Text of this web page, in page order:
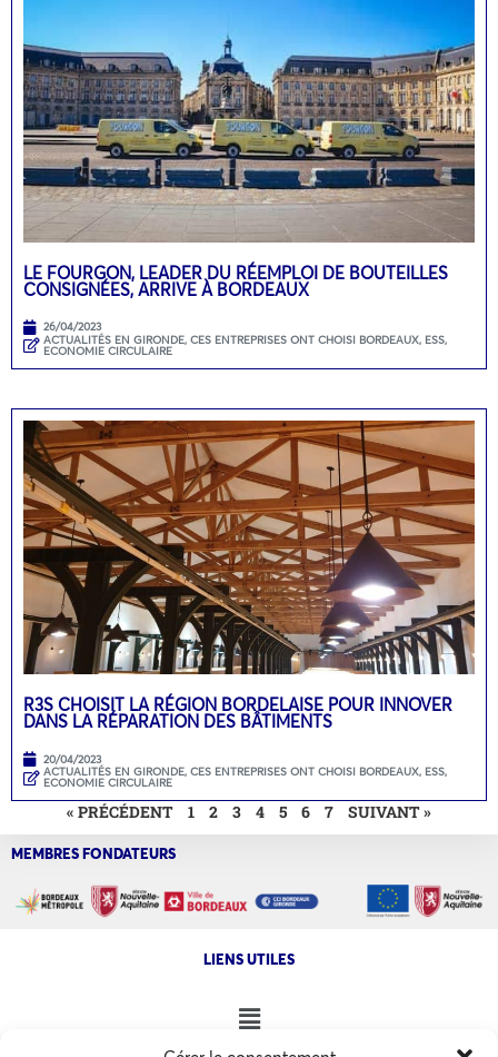
LE FOURGON, LEADER DU RÉEMPLOI DE BOUTEILLES
CONSIGNÉES, ARRIVE À BORDEAUX
26/04/2023
ACTUALITÉS EN GIRONDE, CES ENTREPRISES ONT CHOISI BORDEAUX, ESS,
ECONOMIE CIRCULAIRE
R3S CHOISIT LA RÉGION BORDELAISE POUR INNOVER
DANS LA RÉPARATION DES BÂTIMENTS
20/04/2023
ACTUALITÉS EN GIRONDE, CES ENTREPRISES ONT CHOISI BORDEAUX, ESS,
ECONOMIE CIRCULAIRE
« PRÉCÉDENT 1 2 3 4 5 6 7 SUIVANT »
MEMBRES FONDATEURS
LIENS UTILES